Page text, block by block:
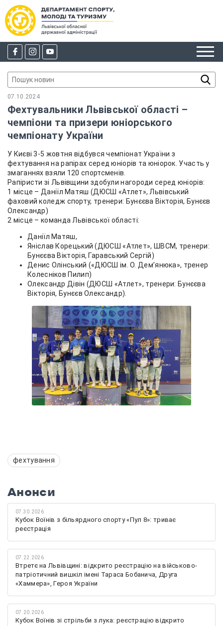
07.10.2024
Фехтувальники Львівської області –
чемпіони та призери юніорського
чемпіонату України
У Києві 3-5 жовтня відбувся чемпіонат України з
фехтування на рапірах серед юніорів та юніорок. Участь у
змаганнях взяли 120 спортсменів.
Рапіристи зі Львівщини здобули нагороди серед юніорів:
1 місце – Даніїл Матяш (ДЮСШ «Атлет», Львівський
фаховий коледж спорту, тренери: Бунєєва Вікторія, Бунєєв
Олександр)
2 місце – команда Львівської області:
Даніїл Матяш,
Яніслав Корецький (ДЮСШ «Атлет», ШВСМ, тренери:
Бунєєва Вікторія, Гаравський Сергій)
Денис Олінський («ДЮСШ ім. О. Дем’янюка», тренер
Колесніков Пилип)
Олександр Дівін (ДЮСШ «Атлет», тренери: Бунєєва
Вікторія, Бунєєв Олександр).
фехтування
Анонси
07.30.2026
Кубок Воїнів з більярдного спорту «Пул 8»: триває
реєстрація
07.22.2026
Втретє на Львівщині: відкрито реєстрацію на військово-
патріотичний вишкіл імені Тараса Бобанича, Друга
«Хаммера», Героя України
07.20.2026
Кубок Воїнів зі стрільби з лука: реєстрацію відкрито